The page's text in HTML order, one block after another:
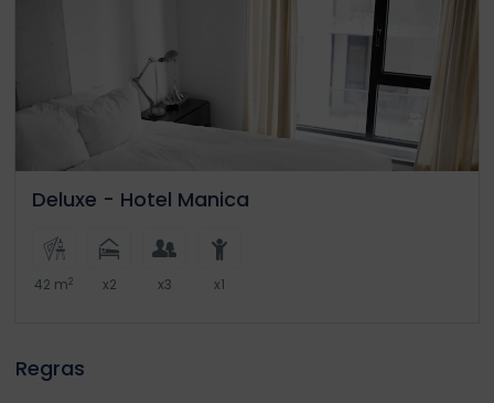
Deluxe - Hotel Manica
42 m2 x2 x3 x1
Regras